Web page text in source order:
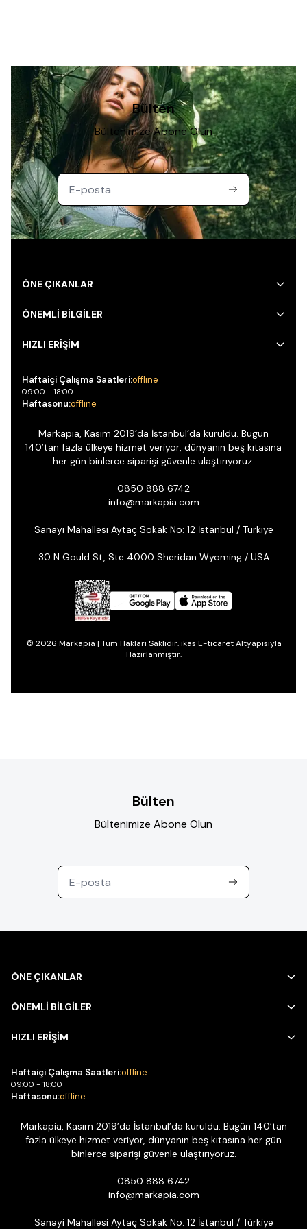
Bülten
Bültenimize Abone Olun
ÖNE ÇIKANLAR
ÖNEMLİ BİLGİLER
HIZLI ERİŞİM
Haftaiçi Çalışma Saatleri:offline
09:00 - 18:00
Haftasonu:offline
Markapia, Kasım 2019’da İstanbul’da kuruldu. Bugün
140’tan fazla ülkeye hizmet veriyor, dünyanın beş kıtasına
her gün binlerce siparişi güvenle ulaştırıyoruz.
0850 888 6742
info@markapia.com
Sanayi Mahallesi Aytaç Sokak No: 12 İstanbul / Türkiye
30 N Gould St, Ste 4000 Sheridan Wyoming / USA
© 2026 Markapia | Tüm Hakları Saklıdır. ikas E-ticaret Altyapısıyla
Hazırlanmıştır.
Bülten
Bültenimize Abone Olun
ÖNE ÇIKANLAR
ÖNEMLİ BİLGİLER
HIZLI ERİŞİM
Haftaiçi Çalışma Saatleri:offline
09:00 - 18:00
Haftasonu:offline
Markapia, Kasım 2019’da İstanbul’da kuruldu. Bugün 140’tan
fazla ülkeye hizmet veriyor, dünyanın beş kıtasına her gün
binlerce siparişi güvenle ulaştırıyoruz.
0850 888 6742
info@markapia.com
Sanayi Mahallesi Aytaç Sokak No: 12 İstanbul / Türkiye